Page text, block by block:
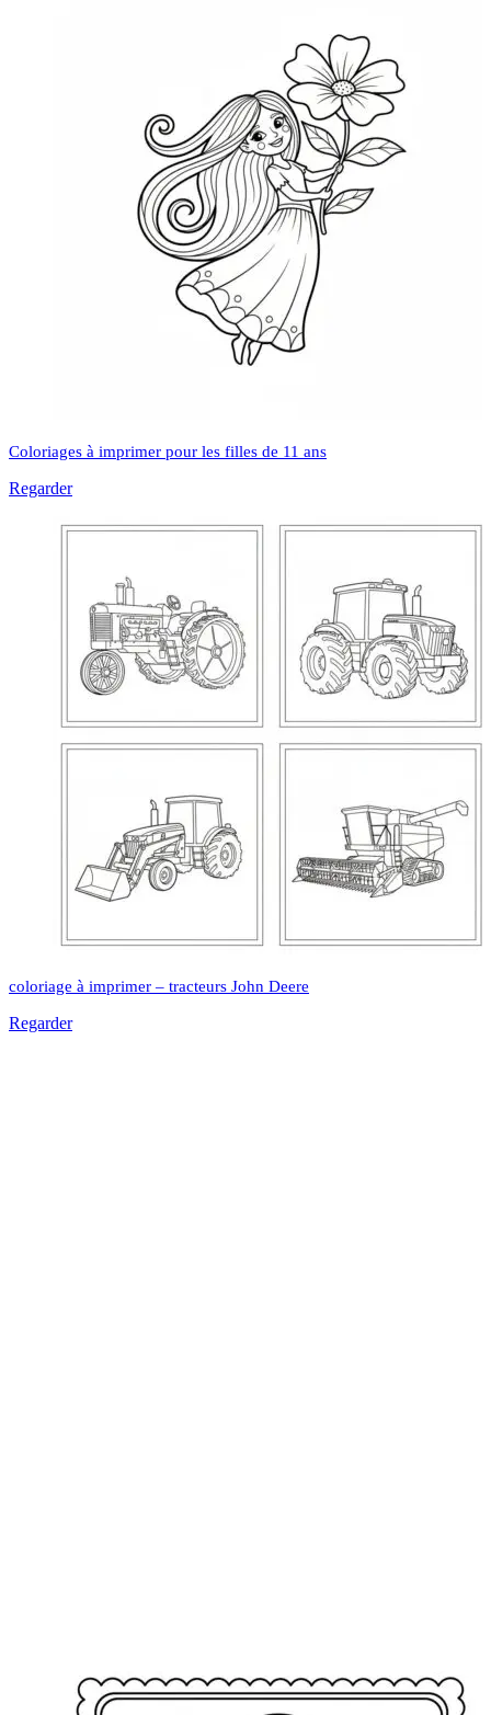
Coloriages à imprimer pour les filles de 11 ans
Regarder
coloriage à imprimer – tracteurs John Deere
Regarder